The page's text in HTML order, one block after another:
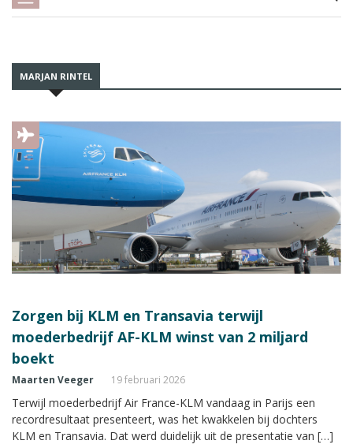
MARJAN RINTEL
Zorgen bij KLM en Transavia terwijl
moederbedrijf AF-KLM winst van 2 miljard
boekt
Maarten Veeger 19 februari 2026
Terwijl moederbedrijf Air France-KLM vandaag in Parijs een
recordresultaat presenteert, was het kwakkelen bij dochters
KLM en Transavia. Dat werd duidelijk uit de presentatie van […]